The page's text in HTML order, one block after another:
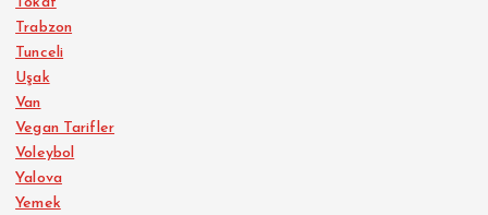
Trabzon
Tunceli
Uşak
Van
Vegan Tarifler
Voleybol
Yalova
Yemek